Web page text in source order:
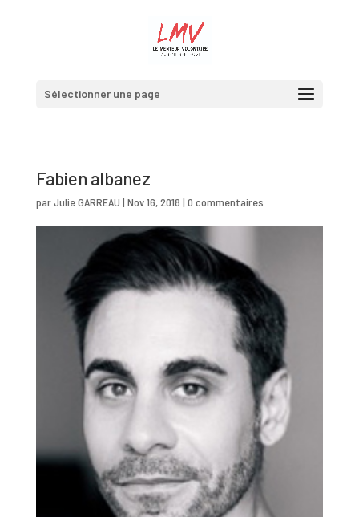
Sélectionner une page
Fabien albanez
parJulie GARREAU | Nov 16, 2018 | 0 commentaires